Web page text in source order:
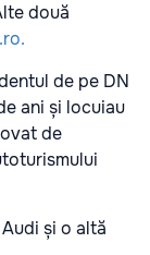
două
de pe DN
ani și locuiau
de
și o altă